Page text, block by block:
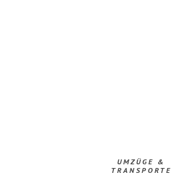
UMZÜGE &
TRANSPORTE